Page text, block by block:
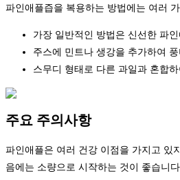
파인애플즙을 복용하는 방법에는 여러
가장 일반적인 방법은 신선한 파
주스에 민트나 생강을 추가하여
스무디 형태로 다른 과일과 혼합
주요 주의사항
파인애플은 여러 건강 이점을 가지고 있
음에는 소량으로 시작하는 것이 좋습니